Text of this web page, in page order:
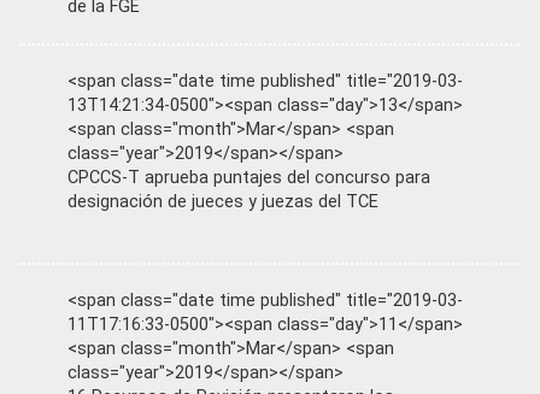
de la FGE
<span class="date time published" title="2019-03-
13T14:21:34-0500"><span class="day">13</span>
<span class="month">Mar</span> <span
class="year">2019</span></span>
CPCCS-T aprueba puntajes del concurso para
designación de jueces y juezas del TCE
<span class="date time published" title="2019-03-
11T17:16:33-0500"><span class="day">11</span>
<span class="month">Mar</span> <span
class="year">2019</span></span>